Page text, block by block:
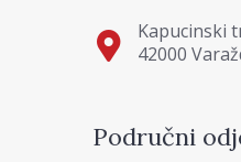
Kapucinski
42000
Područni